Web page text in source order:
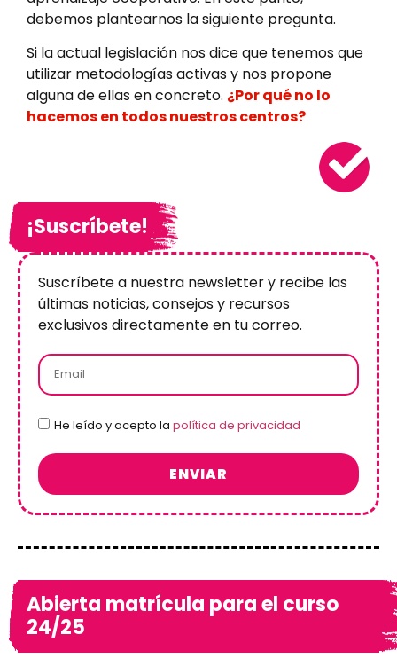
debemos plantearnos la siguiente pregunta.
Si la actual legislación nos dice que tenemos que
utilizar metodologías activas y nos propone
alguna de ellas en concreto. ¿Por qué no lo
hacemos en todos nuestros centros?
¡Suscríbete!
Suscríbete a nuestra newsletter y recibe las
últimas noticias, consejos y recursos
exclusivos directamente en tu correo.
He leído y acepto la política de privacidad
ENVIAR
Abierta matrícula para el curso
24/25